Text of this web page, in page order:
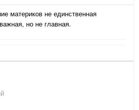
материков не единственная
но не главная.